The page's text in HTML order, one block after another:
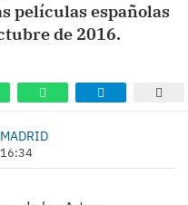
películas españolas
de 2016.